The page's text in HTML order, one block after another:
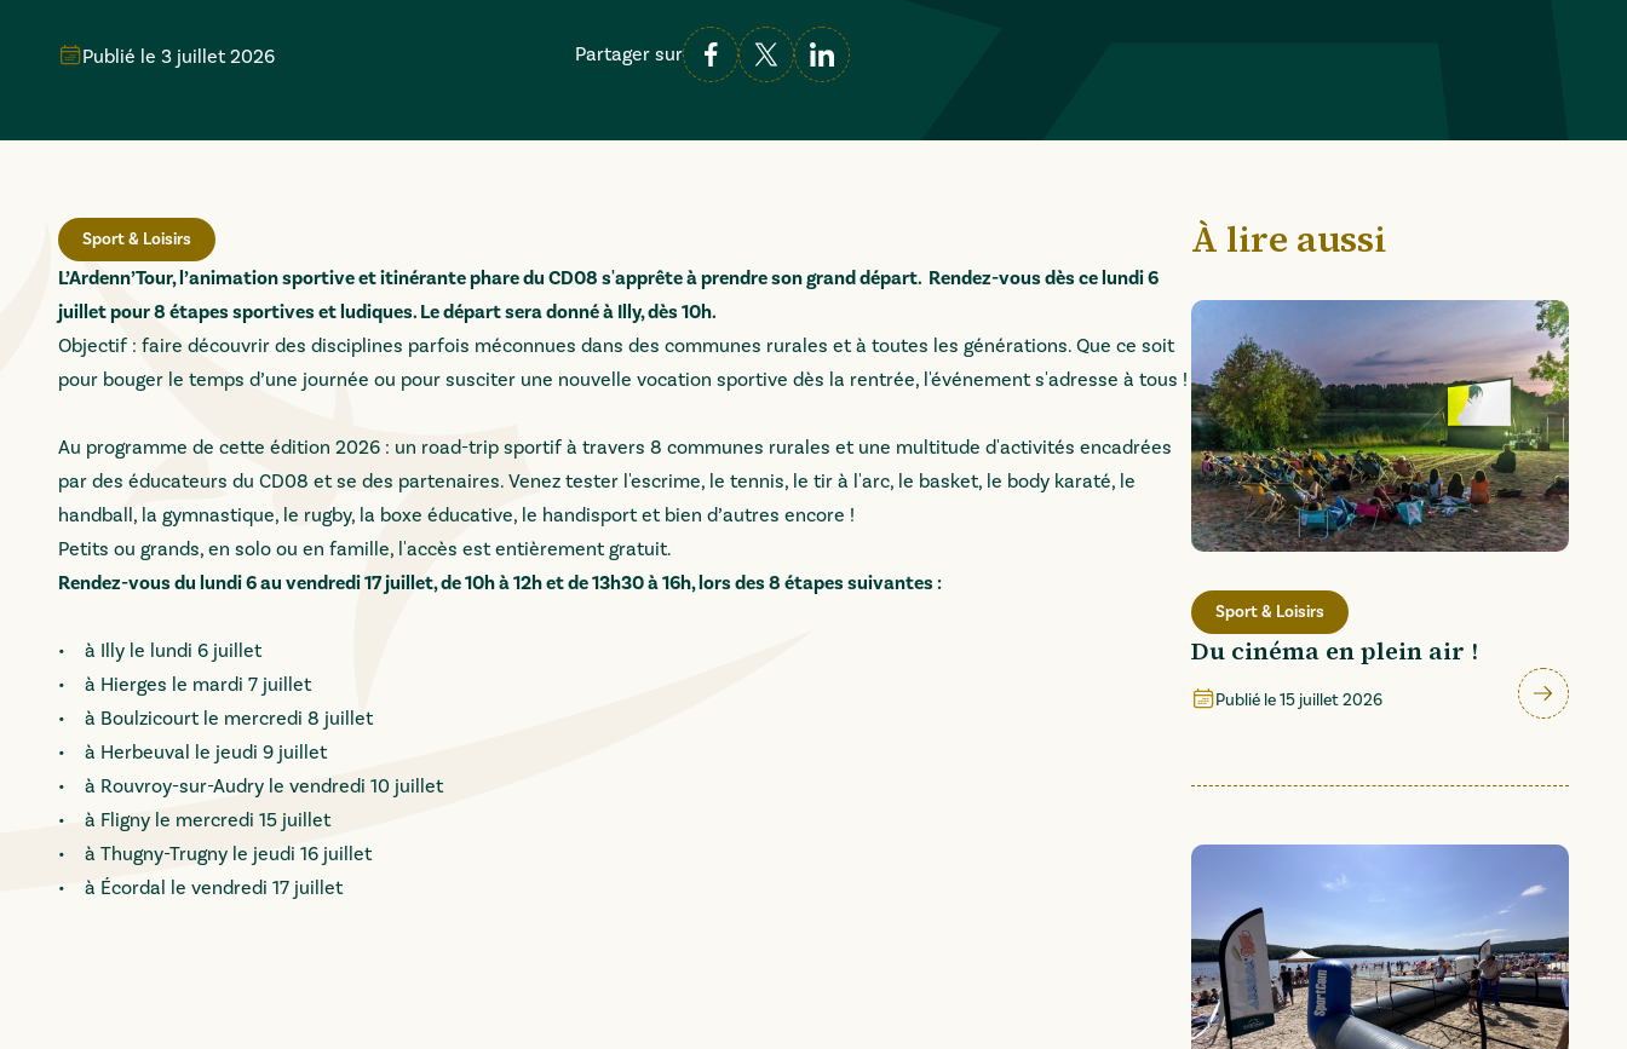
Publié le 3 juillet 2026 Partager sur
Sport & Loisirs
L’Ardenn’Tour, l’animation sportive et itinérante phare du CD08 s'apprête à prendre son grand départ. Rendez-vous dès ce lundi 6
juillet pour 8 étapes sportives et ludiques. Le départ sera donné à Illy, dès 10h.
Objectif : faire découvrir des disciplines parfois méconnues dans des communes rurales et à toutes les générations. Que ce soit
pour bouger le temps d’une journée ou pour susciter une nouvelle vocation sportive dès la rentrée, l'événement s'adresse à tous !
Au programme de cette édition 2026 : un road-trip sportif à travers 8 communes rurales et une multitude d'activités encadrées
par des éducateurs du CD08 et se des partenaires. Venez tester l'escrime, le tennis, le tir à l'arc, le basket, le body karaté, le
handball, la gymnastique, le rugby, la boxe éducative, le handisport et bien d’autres encore !
Petits ou grands, en solo ou en famille, l'accès est entièrement gratuit.
Rendez-vous du lundi 6 au vendredi 17 juillet, de 10h à 12h et de 13h30 à 16h, lors des 8 étapes suivantes :
• à Illy le lundi 6 juillet
• à Hierges le mardi 7 juillet
• à Boulzicourt le mercredi 8 juillet
• à Herbeuval le jeudi 9 juillet
• à Rouvroy-sur-Audry le vendredi 10 juillet
• à Fligny le mercredi 15 juillet
• à Thugny-Trugny le jeudi 16 juillet
• à Écordal le vendredi 17 juillet
À lire aussi
Sport & Loisirs
Du cinéma en plein air !
Publié le15 juillet 2026